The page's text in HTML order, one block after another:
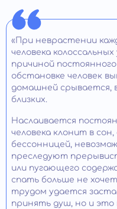
«При неврастении
человека
причиной
обстановке человек
домашней срывается,
близких.
Наслаивается
человека клонит в
бессонницей,
преследуют
или пугающего
спать больше не
трудом удается
принять душ, но и это